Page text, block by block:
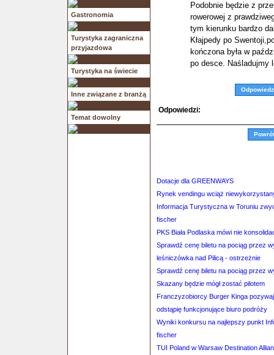
Gastronomia
Turystyka zagraniczna
przyjazdowa
Turystyka na świecie
Inne związane z branżą
Temat dowolny
Podobnie będzie z
rowerowej z
tym kierunku bardzo
Kłajpedy po
kończona była w
po desce. Naśladujmy
Odpowiedz
Odpowiedzi:
Dotacje dla GREENWAYS
Rynek vendingu wciąż
Informacja Turystyczna w Toruniu
fischer
PKS Biała Podlaska mówi nie
Sprawdź cenę biletu na pociąg przez
leśniczówka nad Pilicą - ostrzeżnie
Sprawdź cenę biletu na pociąg przez
Skazany będzie mógł zostać pilotem
Franczyzobiorcy Burger Kinga
odstąpię funkcjonujące biuro podróży
Wyniki konkursu na najlepszy punkt
fischer
TUI Poland w Warsaw Destination